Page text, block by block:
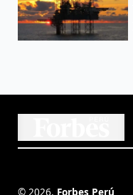
© 2026, Forbes Perú